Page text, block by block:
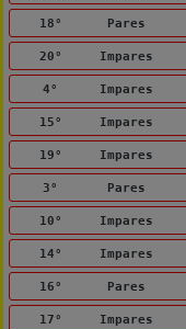
18° Pares
20° Impares
4° Impares
15° Impares
19° Impares
3° Pares
10° Impares
14° Impares
16° Pares
17° Impares